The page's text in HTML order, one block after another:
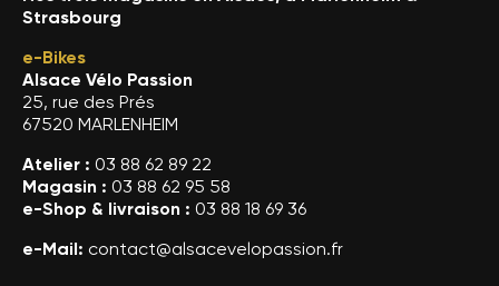
Strasbourg
e-Bikes
Alsace Vélo Passion
25, rue des Prés
67520 MARLENHEIM
Atelier : 03 88 62 89 22
Magasin : 03 88 62 95 58
e-Shop & livraison : 03 88 18 69 36
e-Mail: contact@alsacevelopassion.fr